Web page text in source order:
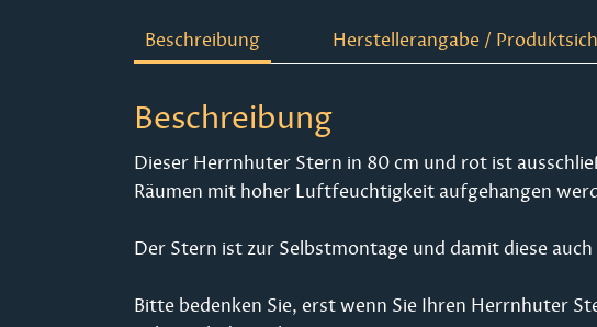
Beschreibung Herstellerangabe /
Beschreibung
Dieser Herrnhuter Stern in 80 cm und rot ist
Räumen mit hoher Luftfeuchtigkeit aufgehangen
Der Stern ist zur Selbstmontage und damit diese
Bitte bedenken Sie, erst wenn Sie Ihren Herrnhuter